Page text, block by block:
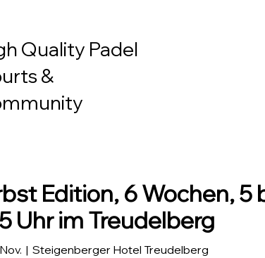
Quality Padel
&
Edition, 6 Wochen, 5
Uhr im Treudelberg
  |
Steigenberger Hotel Treudelberg